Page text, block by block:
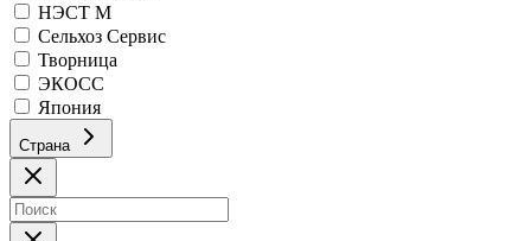
НЭСТ М
Сельхоз Сервис
Творница
ЭКОСС
Япония
Страна